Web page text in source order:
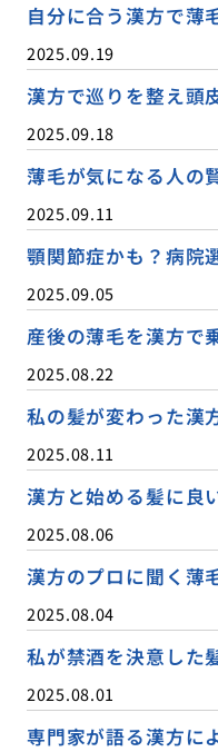
自分に合う漢方で薄
2025.09.19
漢方で巡りを整え頭
2025.09.18
薄毛が気になる人の
2025.09.11
顎関節症かも？病院
2025.09.05
産後の薄毛を漢方で
2025.08.22
私の髪が変わった漢
2025.08.11
漢方と始める髪に良
2025.08.06
漢方のプロに聞く薄
2025.08.04
私が禁酒を決意した
2025.08.01
専門家が語る漢方に